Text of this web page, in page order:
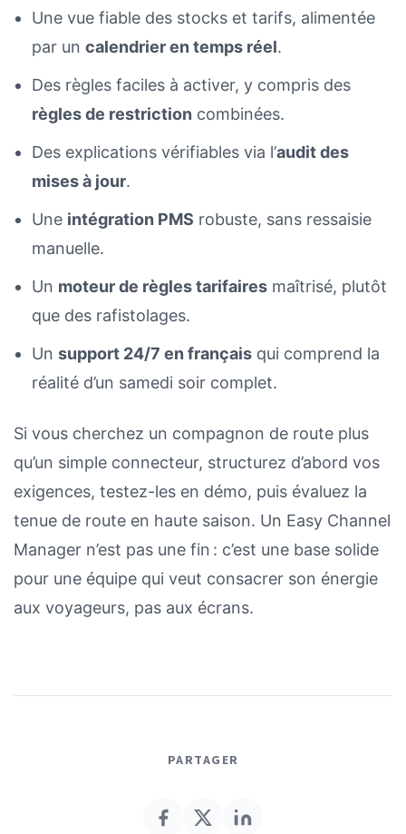
Une vue fiable des stocks et tarifs, alimentée
par un calendrier en temps réel.
Des règles faciles à activer, y compris des
règles de restriction combinées.
Des explications vérifiables via l’audit des
mises à jour.
Une intégration PMS robuste, sans ressaisie
manuelle.
Un moteur de règles tarifaires maîtrisé, plutôt
que des rafistolages.
Un support 24/7 en français qui comprend la
réalité d’un samedi soir complet.
Si vous cherchez un compagnon de route plus
qu’un simple connecteur, structurez d’abord vos
exigences, testez-les en démo, puis évaluez la
tenue de route en haute saison. Un Easy Channel
Manager n’est pas une fin : c’est une base solide
pour une équipe qui veut consacrer son énergie
aux voyageurs, pas aux écrans.
PARTAGER